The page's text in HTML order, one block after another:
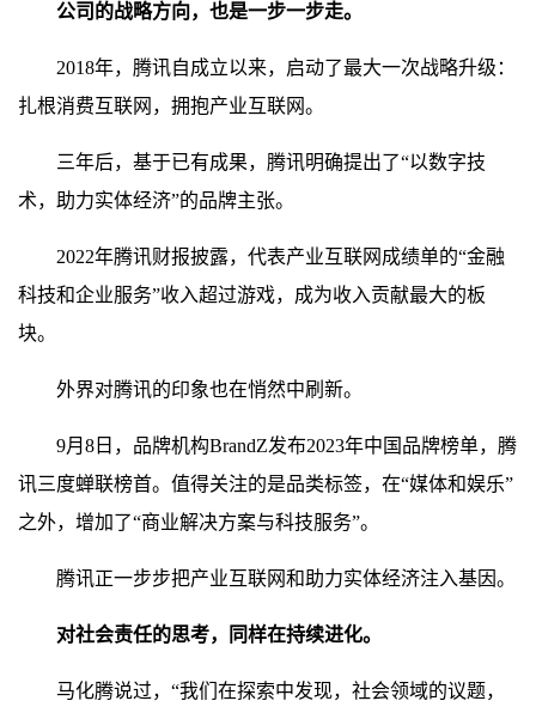
公司的战略方向，也是一步一步走。
2018年，腾讯自成立以来，启动了最大一次战略升级：
扎根消费互联网，拥抱产业互联网。
三年后，基于已有成果，腾讯明确提出了“以数字技
术，助力实体经济”的品牌主张。
2022年腾讯财报披露，代表产业互联网成绩单的“金融
科技和企业服务”收入超过游戏，成为收入贡献最大的板
块。
外界对腾讯的印象也在悄然中刷新。
9月8日，品牌机构BrandZ发布2023年中国品牌榜单，腾
讯三度蝉联榜首。值得关注的是品类标签，在“媒体和娱乐”
之外，增加了“商业解决方案与科技服务”。
腾讯正一步步把产业互联网和助力实体经济注入基因。
对社会责任的思考，同样在持续进化。
马化腾说过，“我们在探索中发现，社会领域的议题，